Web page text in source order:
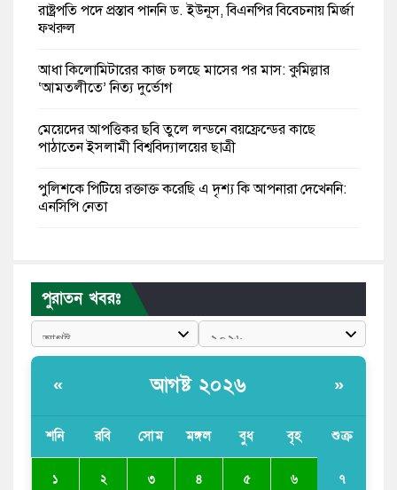
রাষ্ট্রপতি পদে প্রস্তাব পাননি ড. ইউনূস, বিএনপির বিবেচনায় মির্জা
ফখরুল
আধা কিলোমিটারের কাজ চলছে মাসের পর মাস: কুমিল্লার
‘আমতলীতে’ নিত্য দুর্ভোগ
মেয়েদের আপত্তিকর ছবি তুলে লন্ডনে বয়ফ্রেন্ডের কাছে
পাঠাতেন ইসলামী বিশ্ববিদ্যালয়ের ছাত্রী
পুলিশকে পিটিয়ে রক্তাক্ত করেছি এ দৃশ্য কি আপনারা দেখেননি:
এনসিপি নেতা
বাংলাদেশী কর্মীদের আকামা নিয়ে বড় সুখবর দিলো সৌদি
সরকার
ভারতের পূর্ব সীমান্তে এখন ‘আরেকটি পাকিস্তান’ গড়ে উঠেছে:
যে ডকুমেন্টারিতে আবু সাঈদের ছবি নেই, সেটা কোনো
পুরাতন খবরঃ
« আগষ্ট ২০২৬ »
শনি রবি সোম মঙ্গল বুধ বৃহ শুক্র
১ ২ ৩ ৪ ৫ ৬ ৭